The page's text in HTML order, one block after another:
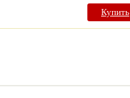
Купить